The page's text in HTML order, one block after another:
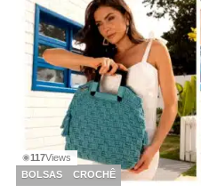
◉117Views
BOLSAS
CROCHÊ